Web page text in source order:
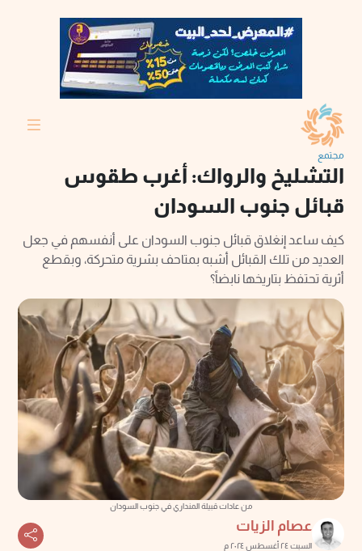
مجتمع
التشليخ والرواك: أغرب طقوس
قبائل جنوب السودان
كيف ساعد إنغلاق قبائل جنوب السودان على أنفسهم في جعل
العديد من تلك القبائل أشبه بمتاحف بشرية متحركة، وبقطع
أثرية تحتفظ بتاريخها نابضاً؟
من عادات قبيلة المنداري في جنوب السودان
عصام الزيات
السبت ٢٤ أغسطس ٢٠٢٤ م